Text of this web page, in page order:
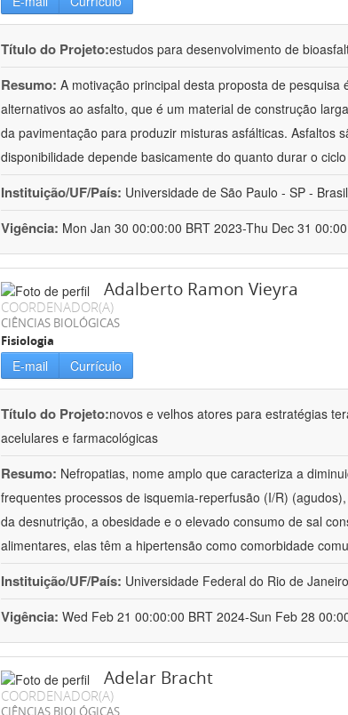
Título do Projeto:estudos para desenvolvimento de
Resumo: A motivação principal desta proposta de
alternativos ao asfalto, que é um material de construção
da pavimentação para produzir misturas asfálticas. Asfaltos
disponibilidade depende basicamente do quanto durar o
Instituição/UF/País: Universidade de São Paulo - SP - Brasil
Vigência: Mon Jan 30 00:00:00 BRT 2023-Thu Dec 31
Adalberto Ramon Vieyra
COORDENADOR(A)
CIÊNCIAS BIOLÓGICAS
Fisiologia
E-mail Currículo
Título do Projeto:novos e velhos atores para estratégias
acelulares e farmacológicas
Resumo: Nefropatias, nome amplo que caracteriza a
frequentes processos de isquemia-reperfusão (I/R)
da desnutrição, a obesidade e o elevado consumo de sal
alimentares, elas têm a hipertensão como comorbidade
Instituição/UF/País: Universidade Federal do Rio de
Vigência: Wed Feb 21 00:00:00 BRT 2024-Sun Feb 28
Adelar Bracht
COORDENADOR(A)
CIÊNCIAS BIOLÓGICAS